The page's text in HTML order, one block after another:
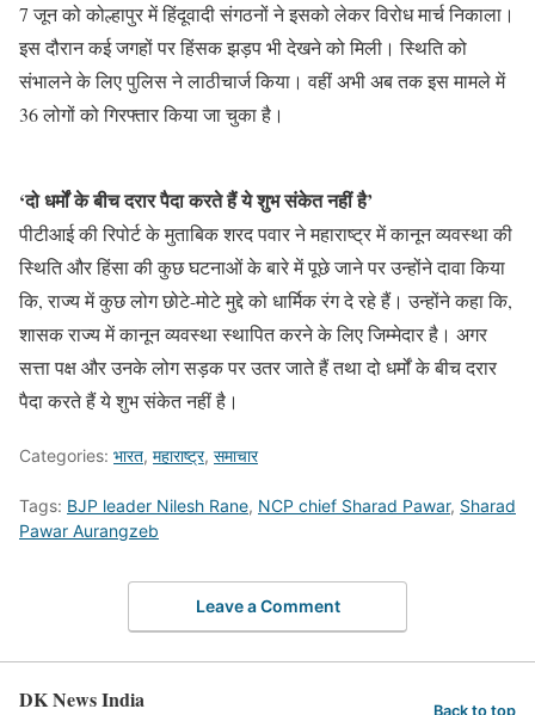
7 जून को कोल्हापुर में हिंदूवादी संगठनों ने इसको लेकर विरोध मार्च निकाला।
इस दौरान कई जगहों पर हिंसक झड़प भी देखने को मिली। स्थिति को
संभालने के लिए पुलिस ने लाठीचार्ज किया। वहीं अभी अब तक इस मामले में
36 लोगों को गिरफ्तार किया जा चुका है।
‘दो धर्मों के बीच दरार पैदा करते हैं ये शुभ संकेत नहीं है’
पीटीआई की रिपोर्ट के मुताबिक शरद पवार ने महाराष्ट्र में कानून व्यवस्था की
स्थिति और हिंसा की कुछ घटनाओं के बारे में पूछे जाने पर उन्होंने दावा किया
कि, राज्य में कुछ लोग छोटे-मोटे मुद्दे को धार्मिक रंग दे रहे हैं। उन्होंने कहा कि,
शासक राज्य में कानून व्यवस्था स्थापित करने के लिए जिम्मेदार है। अगर
सत्ता पक्ष और उनके लोग सड़क पर उतर जाते हैं तथा दो धर्मों के बीच दरार
पैदा करते हैं ये शुभ संकेत नहीं है।
Categories: भारत, महाराष्ट्र, समाचार
Tags: BJP leader Nilesh Rane, NCP chief Sharad Pawar, Sharad
Pawar Aurangzeb
Leave a Comment
DK News India Back to top